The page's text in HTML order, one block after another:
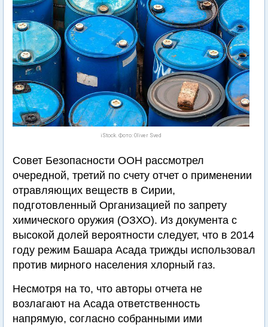
iStock. Фото: Oliver Sved
Совет Безопасности ООН рассмотрел
очередной, третий по счету отчет о применении
отравляющих веществ в Сирии,
подготовленный Организацией по запрету
химического оружия (ОЗХО). Из документа с
высокой долей вероятности следует, что в 2014
году режим Башара Асада трижды использовал
против мирного населения хлорный газ.
Несмотря на то, что авторы отчета не
возлагают на Асада ответственность
напрямую, согласно собранными ими